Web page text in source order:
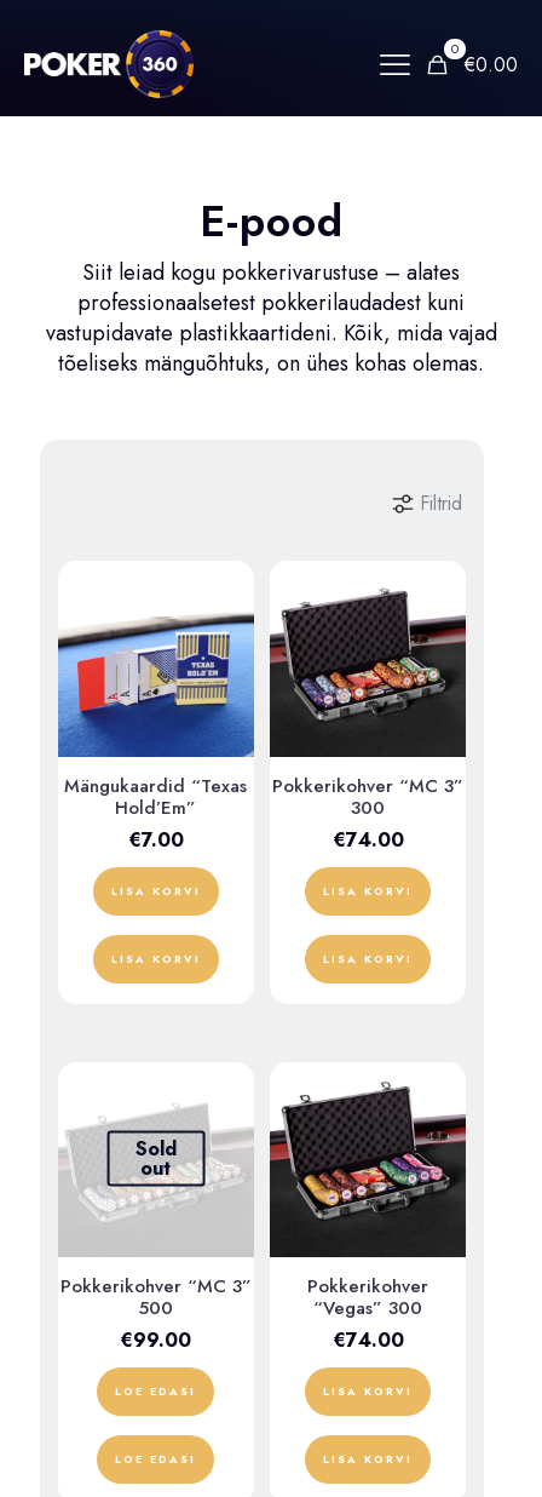
0
€0.00
E-pood
Siit leiad kogu pokkerivarustuse – alates
professionaalsetest pokkerilaudadest kuni
vastupidavate plastikkaartideni. Kõik, mida vajad
tõeliseks mänguõhtuks, on ühes kohas olemas.
Filtrid
Mängukaardid “Texas
Hold’Em”
€7.00
LISA KORVI
LISA KORVI
Pokkerikohver “MC 3”
300
€74.00
LISA KORVI
LISA KORVI
Sold
out
Pokkerikohver “MC 3”
500
€99.00
LOE EDASI
LOE EDASI
Pokkerikohver
“Vegas” 300
€74.00
LISA KORVI
LISA KORVI